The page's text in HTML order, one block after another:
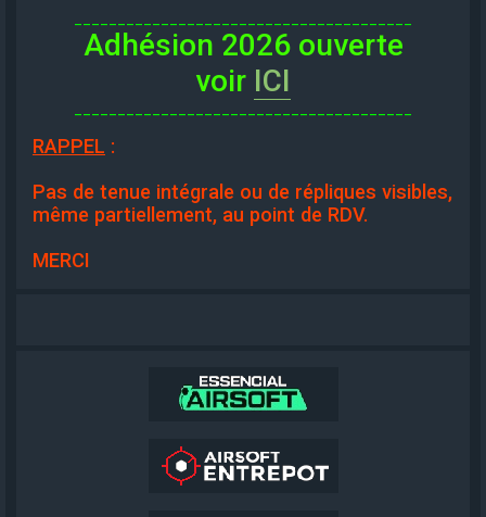
Adhésion 2026 ouverte
voir ICI
RAPPEL :
Pas de tenue intégrale ou de répliques visibles,
même partiellement, au point de RDV.
MERCI